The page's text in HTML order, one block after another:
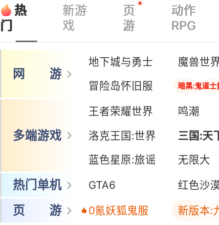
热
门
新游
戏
页
游
动作
RPG
网 游
地下城与勇士
魔兽世
冒险岛怀旧服
暗黑:鬼道士
多端游戏
王者荣耀世界
鸣潮
洛克王国:世界
三国:天
三国:天
蓝色星原:旅谣 无限大
热门单机 GTA6 红色沙
页 游 0氪妖狐鬼服 新版本: